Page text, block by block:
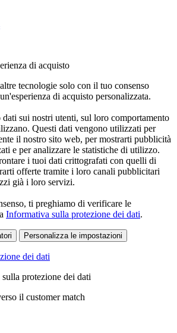
di acquisto
tecnologie solo con il tuo consenso
di acquisto personalizzata.
sui nostri utenti, sul loro comportamento
Questi dati vengono utilizzati per
il nostro sito web, per mostrarti pubblicità
e per analizzare le statistiche di utilizzo.
i tuoi dati crittografati con quelli di
offerte tramite i loro canali pubblicitari
già i loro servizi.
ti preghiamo di verificare le
Informativa sulla protezione dei dati.
Personalizza le impostazioni
dei dati
protezione dei dati
il customer match